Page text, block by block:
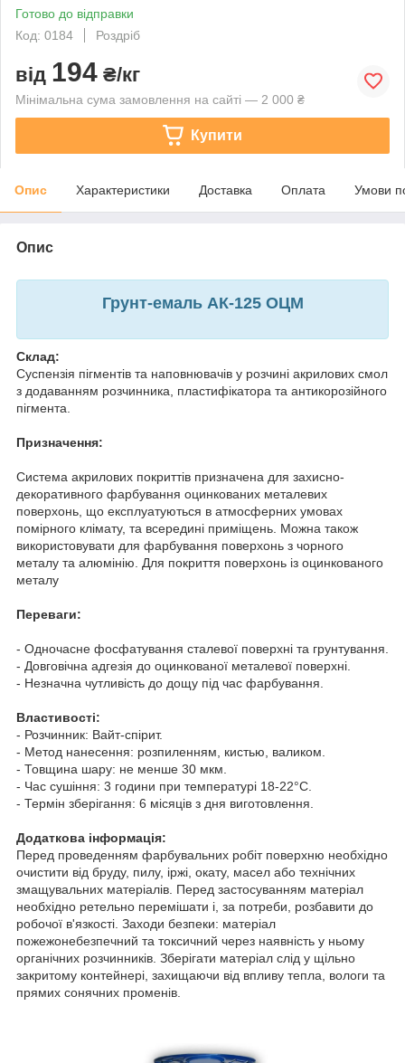
Готово до відправки
Код: 0184
Роздріб
від 194 ₴/кг
Мінімальна сума замовлення на сайті — 2 000 ₴
Купити
Опис Характеристики Доставка Оплата Умови
Опис
Грунт-емаль АК-125 ОЦМ
Склад:
Суспензія пігментів та наповнювачів у розчині акрилових смол
з додаванням розчинника, пластифікатора та антикорозійного
пігмента.
Призначення:
Система акрилових покриттів призначена для захисно-
декоративного фарбування оцинкованих металевих
поверхонь, що експлуатуються в атмосферних умовах
помірного клімату, та всередині приміщень. Можна також
використовувати для фарбування поверхонь з чорного
металу та алюмінію. Для покриття поверхонь із оцинкованого
металу
Переваги:
- Одночасне фосфатування сталевої поверхні та грунтування.
- Довговічна адгезія до оцинкованої металевої поверхні.
- Незначна чутливість до дощу під час фарбування.
Властивості:
- Розчинник: Вайт-спірит.
- Метод нанесення: розпиленням, кистью, валиком.
- Товщина шару: не менше 30 мкм.
- Час сушіння: 3 години при температурі 18-22°C.
- Термін зберігання: 6 місяців з дня виготовлення.
Додаткова інформація:
Перед проведенням фарбувальних робіт поверхню необхідно
очистити від бруду, пилу, іржі, окату, масел або технічних
змащувальних матеріалів. Перед застосуванням матеріал
необхідно ретельно перемішати і, за потреби, розбавити до
робочої в'язкості. Заходи безпеки: матеріал
пожежонебезпечний та токсичний через наявність у ньому
органічних розчинників. Зберігати матеріал слід у щільно
закритому контейнері, захищаючи від впливу тепла, вологи та
прямих сонячних променів.